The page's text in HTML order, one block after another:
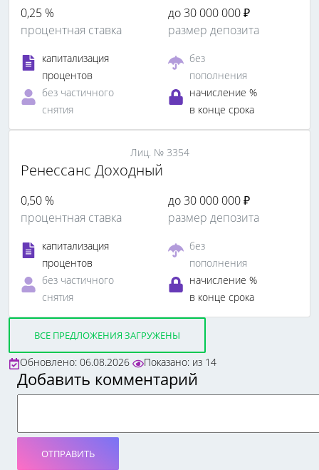
0,25 %
процентная ставка
до 30 000 000 ₽
размер депозита
капитализация
процентов
без
пополнения
без частичного
снятия
начисление %
в конце срока
Лиц. № 3354
Ренессанс Доходный
0,50 %
процентная ставка
до 30 000 000 ₽
размер депозита
капитализация
процентов
без
пополнения
без частичного
снятия
начисление %
в конце срока
ВСЕ ПРЕДЛОЖЕНИЯ ЗАГРУЖЕНЫ
Обновлено: 06.08.2026 Показано: из 14
Добавить комментарий
ОТПРАВИТЬ